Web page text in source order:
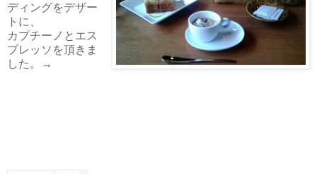
ディングをデザー
トに、
カプチーノとエス
プレッソを頂きま
した。→